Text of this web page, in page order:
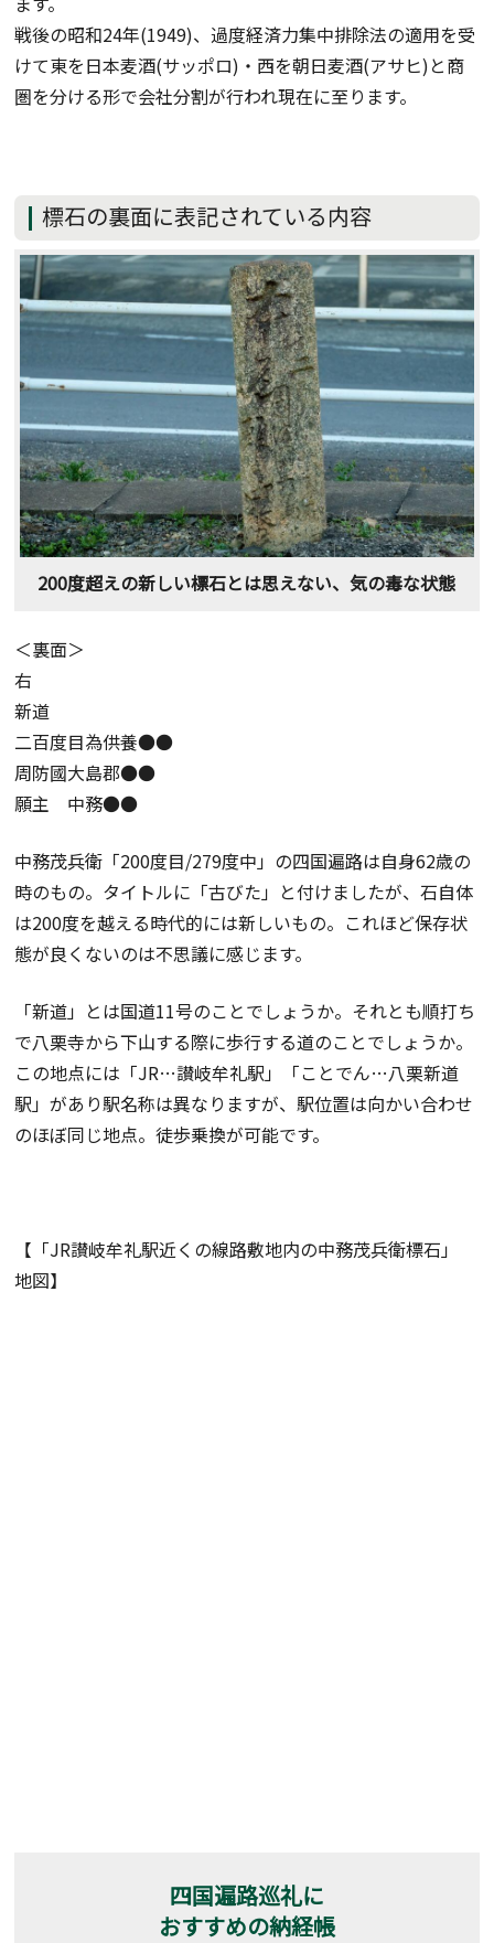
戦後の昭和24年(1949)、過度経済力集中排除法の適用を受
けて東を日本麦酒(サッポロ)・西を朝日麦酒(アサヒ)と商
圏を分ける形で会社分割が行われ現在に至ります。
標石の裏面に表記されている内容
200度超えの新しい標石とは思えない、気の毒な状態
＜裏面＞
右
新道
二百度目為供養●●
周防國大島郡●●
願主 中務●●
中務茂兵衛「200度目/279度中」の四国遍路は自身62歳の
時のもの。タイトルに「古びた」と付けましたが、石自体
は200度を越える時代的には新しいもの。これほど保存状
態が良くないのは不思議に感じます。
「新道」とは国道11号のことでしょうか。それとも順打ち
で八栗寺から下山する際に歩行する道のことでしょうか。
この地点には「JR…讃岐牟礼駅」「ことでん…八栗新道
駅」があり駅名称は異なりますが、駅位置は向かい合わせ
のほぼ同じ地点。徒歩乗換が可能です。
【「JR讃岐牟礼駅近くの線路敷地内の中務茂兵衛標石」
地図】
四国遍路巡礼に
おすすめの納経帳